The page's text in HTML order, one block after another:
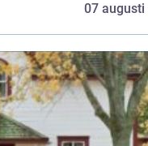
07 augusti